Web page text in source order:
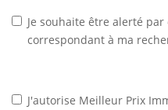
Je souhaite être alerté
correspondant à ma
J'autorise Meilleur Prix